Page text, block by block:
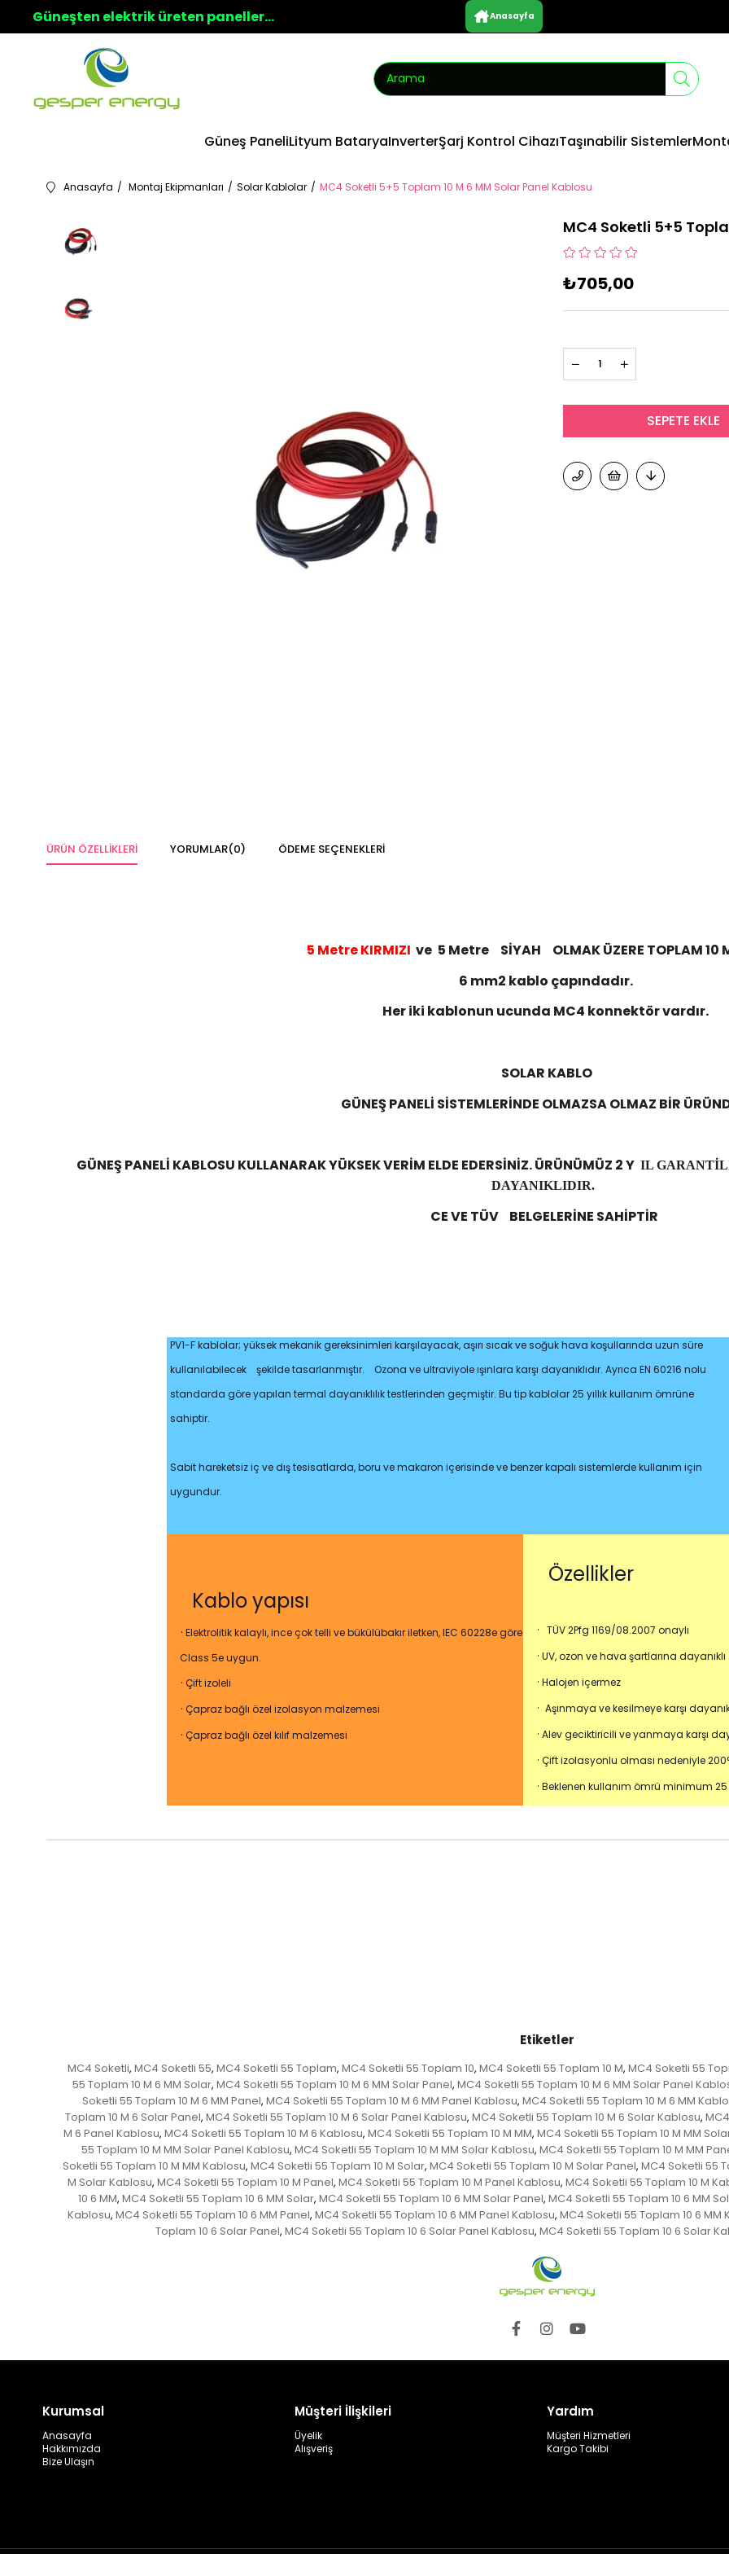
Güneşten elektrik üreten paneller... Anasayfa
Güneş PaneliLityum BataryaInverterŞarj Kontrol CihazıTaşınabilir Sistemler
Anasayfa Montaj Ekipmanları Solar Kablolar MC4 Soketli 5+5 Toplam 10 M 6 MM Solar Panel Kablosu
MC4 Soketli 5+5
₺705,00
ÜRÜN ÖZELLIKLERI YORUMLAR(0) ÖDEME SEÇENEKLERI
5 Metre KIRMIZI ve 5 Metre SİYAH
OLMAK ÜZERE TOPLAM
6 mm2 kablo çapındadır.
Her iki kablonun ucunda MC4 konnektör vardır.
SOLAR KABLO
GÜNEŞ PANELİ SİSTEMLERİNDE OLMAZSA OLMAZ BİR
GÜNEŞ PANELİ KABLOSU KULLANARAK YÜKSEK VERİM ELDE EDERSİNİZ. ÜRÜNÜMÜZ 2 Y IL
DAYANIKLIDIR.
CE VE TÜV BELGELERİNE SAHİPTİR
PV1-F kablolar; yüksek mekanik gereksinimleri karşılayacak, aşırı sıcak ve soğuk hava koşullarında uzun süre
kullanılabilecek
şekilde tasarlanmıştır.
Ozona ve ultraviyole ışınlara karşı dayanıklıdır. Ayrıca EN 60216 nolu
standarda göre yapılan termal dayanıklılık testlerinden geçmiştir. Bu tip kablolar 25 yıllık kullanım ömrüne
sahiptir.
Sabit hareketsiz iç ve dış tesisatlarda, boru ve makaron içerisinde ve benzer kapalı sistemlerde kullanım için
uygundur.
Kablo yapısı
· Elektrolitik kalaylı, ince çok telli ve bükülübakır iletken, IEC 60228e göre
Class 5e uygun.
· Çift izoleli
· Çapraz bağlı özel izolasyon malzemesi
· Çapraz bağlı özel kılıf malzemesi
Özellikler
· TÜV 2Pfg 1169/08.2007 onaylı
· UV, ozon ve hava şartlarına dayanıklı
· Halojen içermez
· Aşınmaya ve kesilmeye karşı
· Alev geciktiricili ve yanmaya karşı
· Çift izolasyonlu olması nedeniyle
· Beklenen kullanım ömrü minimum 25
Etiketler
MC4 Soketli, MC4 Soketli 55, MC4 Soketli 55 Toplam, MC4 Soketli 55 Toplam 10, MC4 Soketli 55 Toplam 10 M, MC4 Soketli 55
55 Toplam 10 M 6 MM Solar, MC4 Soketli 55 Toplam 10 M 6 MM Solar Panel, MC4 Soketli 55 Toplam 10 M 6 MM Solar Panel
Soketli 55 Toplam 10 M 6 MM Panel, MC4 Soketli 55 Toplam 10 M 6 MM Panel Kablosu, MC4 Soketli 55 Toplam 10 M 6 MM
Toplam 10 M 6 Solar Panel, MC4 Soketli 55 Toplam 10 M 6 Solar Panel Kablosu, MC4 Soketli 55 Toplam 10 M 6 Solar Kablosu,
M 6 Panel Kablosu, MC4 Soketli 55 Toplam 10 M 6 Kablosu, MC4 Soketli 55 Toplam 10 M MM, MC4 Soketli 55 Toplam 10 M MM
55 Toplam 10 M MM Solar Panel Kablosu, MC4 Soketli 55 Toplam 10 M MM Solar Kablosu, MC4 Soketli 55 Toplam 10 M MM
Soketli 55 Toplam 10 M MM Kablosu, MC4 Soketli 55 Toplam 10 M Solar, MC4 Soketli 55 Toplam 10 M Solar Panel, MC4 Soketli 55
M Solar Kablosu, MC4 Soketli 55 Toplam 10 M Panel, MC4 Soketli 55 Toplam 10 M Panel Kablosu, MC4 Soketli 55 Toplam 10 M
10 6 MM, MC4 Soketli 55 Toplam 10 6 MM Solar, MC4 Soketli 55 Toplam 10 6 MM Solar Panel, MC4 Soketli 55 Toplam 10 6 MM
Kablosu, MC4 Soketli 55 Toplam 10 6 MM Panel, MC4 Soketli 55 Toplam 10 6 MM Panel Kablosu, MC4 Soketli 55 Toplam 10 6 MM
Toplam 10 6 Solar Panel, MC4 Soketli 55 Toplam 10 6 Solar Panel Kablosu, MC4 Soketli 55 Toplam 10 6 Solar
Kurumsal
Anasayfa
Hakkımızda
Bize Ulaşın
Müşteri İlişkileri
Üyelik
Alışveriş
Yardım
Müşteri Hizmetleri
Kargo Takibi